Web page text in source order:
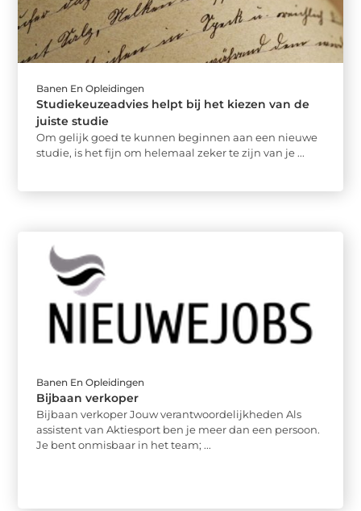
Banen En Opleidingen
Studiekeuzeadvies helpt bij het kiezen van de
juiste studie
Om gelijk goed te kunnen beginnen aan een nieuwe
studie, is het fijn om helemaal zeker te zijn van je ...
Banen En Opleidingen
Bijbaan verkoper
Bijbaan verkoper Jouw verantwoordelijkheden Als
assistent van Aktiesport ben je meer dan een persoon.
Je bent onmisbaar in het team; ...